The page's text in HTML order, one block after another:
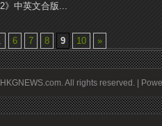
》中英文合版...
6 7 8 9 10 »
All rights reserved. |